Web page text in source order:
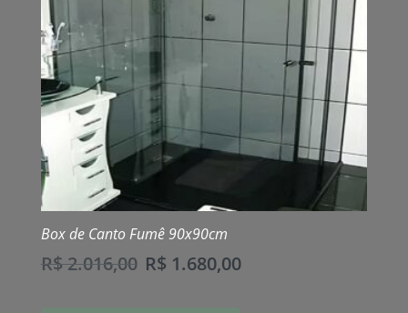
Box de Canto Fumê 90x90cm
R$2.016,00 R$1.680,00